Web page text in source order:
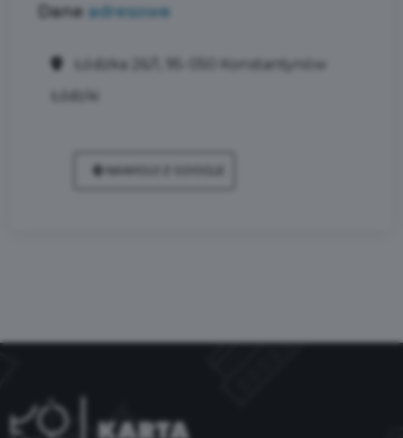
Dane adresowe
Łódzka 26/1, 95-050 Konstantynów